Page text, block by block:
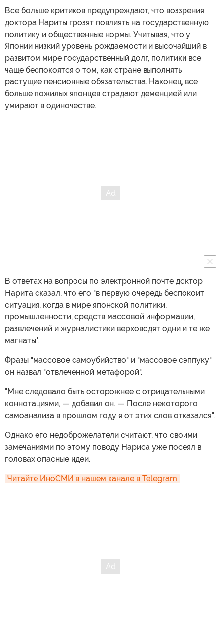
Все больше критиков предупреждают, что воззрения
доктора Нариты грозят повлиять на государственную
политику и общественные нормы. Учитывая, что у
Японии низкий уровень рождаемости и высочайший в
развитом мире государственный долг, политики все
чаще беспокоятся о том, как стране выполнять
растущие пенсионные обязательства. Наконец, все
больше пожилых японцев страдают деменцией или
умирают в одиночестве.
В ответах на вопросы по электронной почте доктор
Нарита сказал, что его "в первую очередь беспокоит
ситуация, когда в мире японской политики,
промышленности, средств массовой информации,
развлечений и журналистики верховодят одни и те же
магнаты".
Фразы "массовое самоубийство" и "массовое сэппуку"
он назвал "отвлеченной метафорой".
"Мне следовало быть осторожнее с отрицательными
коннотациями, — добавил он. — После некоторого
самоанализа в прошлом году я от этих слов отказался".
Однако его недоброжелатели считают, что своими
замечаниями по этому поводу Нариса уже посеял в
головах опасные идеи.
Читайте ИноСМИ в нашем канале в Telegram